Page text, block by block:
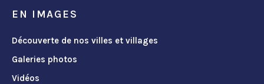
EN IMAGES
Découverte de nos villes et villages
Galeries photos
Vidéos